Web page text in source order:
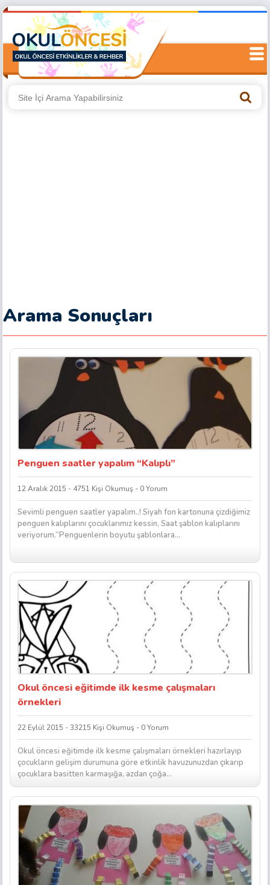
Arama Sonuçları
Penguen saatler yapalım “Kalıplı”
12 Aralık 2015 - 4751 Kişi Okumuş - 0 Yorum
Sevimli penguen saatler yapalım..! Siyah fon kartonuna çizdiğimiz
penguen kalıplarını çocuklarımız kessin, Saat şablon kalıplarını
veriyorum.”Penguenlerin boyutu şablonlara...
Okul öncesi eğitimde ilk kesme çalışmaları
örnekleri
22 Eylül 2015 - 33215 Kişi Okumuş - 0 Yorum
Okul öncesi eğitimde ilk kesme çalışmaları örnekleri hazırlayıp
çocukların gelişim durumuna göre etkinlik havuzunuzdan çıkarıp
çocuklara basitten karmaşığa, azdan çoğa...